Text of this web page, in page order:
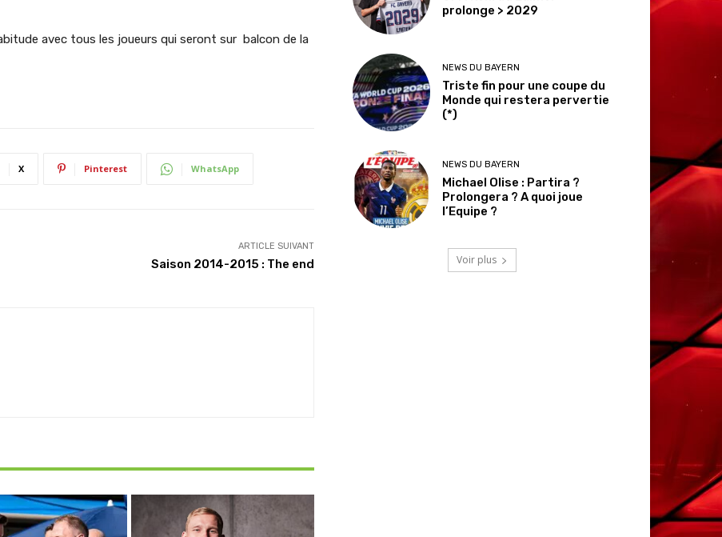
avec tous les joueurs qui seront sur balcon de la
X Pinterest WhatsApp
ARTICLE SUIVANT
Saison 2014-2015 : The end
prolonge > 2029
NEWS DU BAYERN
Triste fin pour une coupe du
Monde qui restera pervertie
(*)
NEWS DU BAYERN
Michael Olise : Partira ?
Prolongera ? A quoi joue
l’Equipe ?
Voir plus